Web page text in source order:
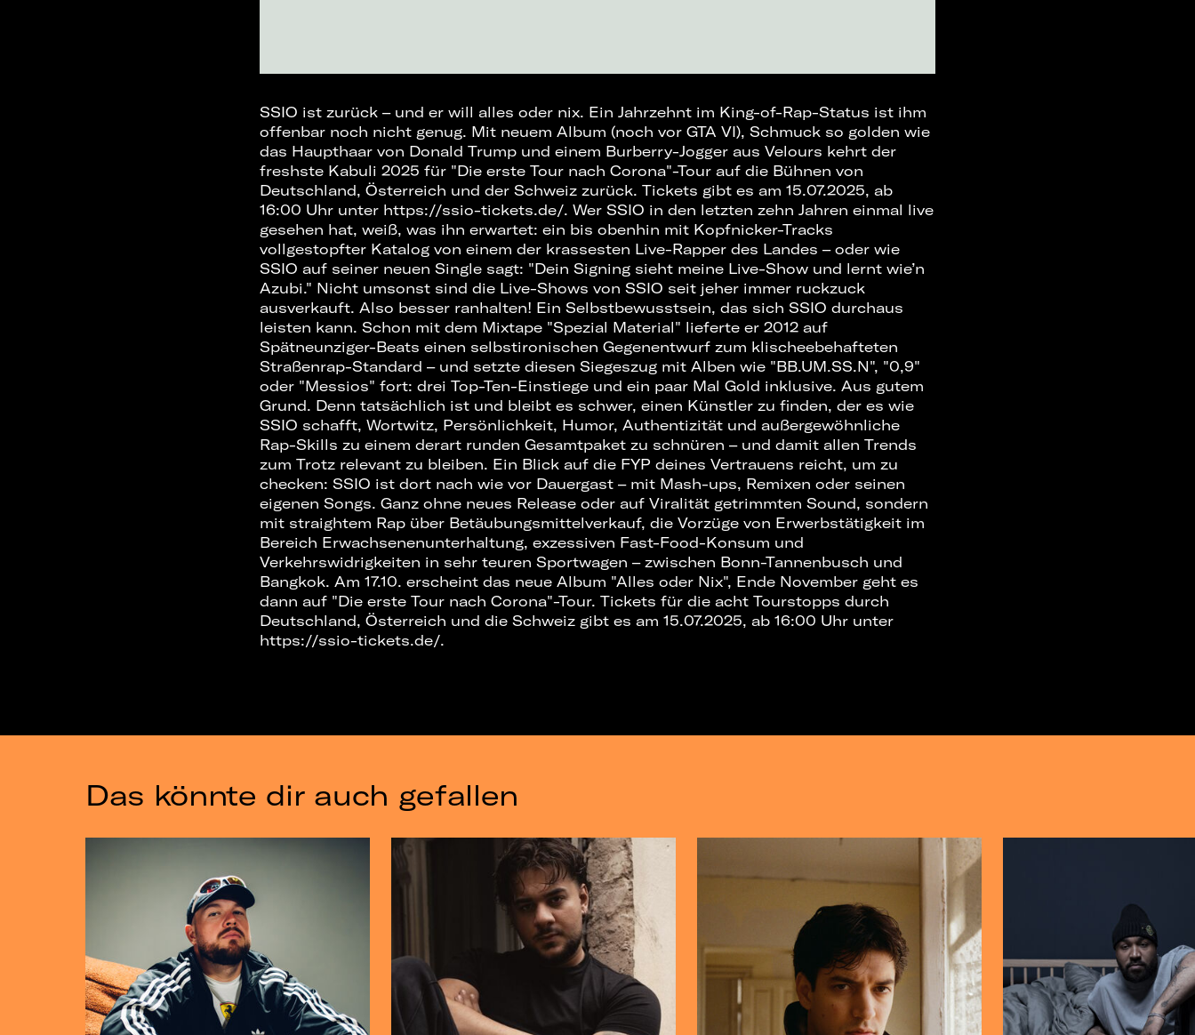
SSIO ist zurück – und er will alles oder nix. Ein Jahrzehnt im King-of-Rap-Status ist ihm
offenbar noch nicht genug. Mit neuem Album (noch vor GTA VI), Schmuck so golden wie
das Haupthaar von Donald Trump und einem Burberry-Jogger aus Velours kehrt der
freshste Kabuli 2025 für "Die erste Tour nach Corona"-Tour auf die Bühnen von
Deutschland, Österreich und der Schweiz zurück. Tickets gibt es am 15.07.2025, ab
16:00 Uhr unter https://ssio-tickets.de/. Wer SSIO in den letzten zehn Jahren einmal live
gesehen hat, weiß, was ihn erwartet: ein bis obenhin mit Kopfnicker-Tracks
vollgestopfter Katalog von einem der krassesten Live-Rapper des Landes – oder wie
SSIO auf seiner neuen Single sagt: "Dein Signing sieht meine Live-Show und lernt wie’n
Azubi." Nicht umsonst sind die Live-Shows von SSIO seit jeher immer ruckzuck
ausverkauft. Also besser ranhalten! Ein Selbstbewusstsein, das sich SSIO durchaus
leisten kann. Schon mit dem Mixtape "Spezial Material" lieferte er 2012 auf
Spätneunziger-Beats einen selbstironischen Gegenentwurf zum klischeebehafteten
Straßenrap-Standard – und setzte diesen Siegeszug mit Alben wie "BB.UM.SS.N", "0,9"
oder "Messios" fort: drei Top-Ten-Einstiege und ein paar Mal Gold inklusive. Aus gutem
Grund. Denn tatsächlich ist und bleibt es schwer, einen Künstler zu finden, der es wie
SSIO schafft, Wortwitz, Persönlichkeit, Humor, Authentizität und außergewöhnliche
Rap-Skills zu einem derart runden Gesamtpaket zu schnüren – und damit allen Trends
zum Trotz relevant zu bleiben. Ein Blick auf die FYP deines Vertrauens reicht, um zu
checken: SSIO ist dort nach wie vor Dauergast – mit Mash-ups, Remixen oder seinen
eigenen Songs. Ganz ohne neues Release oder auf Viralität getrimmten Sound, sondern
mit straightem Rap über Betäubungsmittelverkauf, die Vorzüge von Erwerbstätigkeit im
Bereich Erwachsenenunterhaltung, exzessiven Fast-Food-Konsum und
Verkehrswidrigkeiten in sehr teuren Sportwagen – zwischen Bonn-Tannenbusch und
Bangkok. Am 17.10. erscheint das neue Album "Alles oder Nix", Ende November geht es
dann auf "Die erste Tour nach Corona"-Tour. Tickets für die acht Tourstopps durch
Deutschland, Österreich und die Schweiz gibt es am 15.07.2025, ab 16:00 Uhr unter
https://ssio-tickets.de/.
Das könnte dir auch gefallen